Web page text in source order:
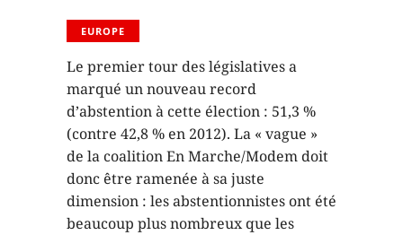
EUROPE
Le premier tour des législatives a
marqué un nouveau record
d’abstention à cette élection : 51,3 %
(contre 42,8 % en 2012). La « vague »
de la coalition En Marche/Modem doit
donc être ramenée à sa juste
dimension : les abstentionnistes ont été
beaucoup plus nombreux que les